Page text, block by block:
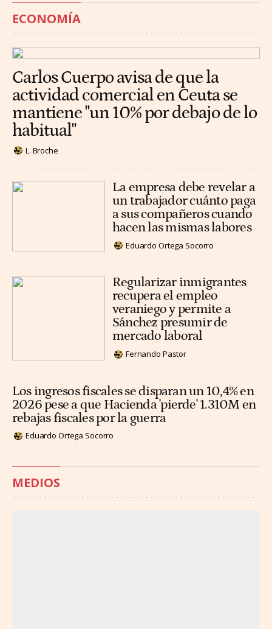
ECONOMÍA
Carlos Cuerpo avisa de que la
actividad comercial en Ceuta se
mantiene "un 10% por debajo de lo
habitual"
L. Broche
La empresa debe revelar a
un trabajador cuánto paga
a sus compañeros cuando
hacen las mismas labores
Eduardo Ortega Socorro
Regularizar inmigrantes
recupera el empleo
veraniego y permite a
Sánchez presumir de
mercado laboral
Fernando Pastor
Los ingresos fiscales se disparan un 10,4% en
2026 pese a que Hacienda 'pierde' 1.310M en
rebajas fiscales por la guerra
Eduardo Ortega Socorro
MEDIOS